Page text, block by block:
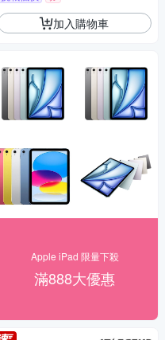
加入購物車
Apple iPad 限量下殺
滿888大優惠